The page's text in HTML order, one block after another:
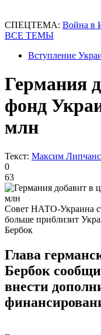
СПЕЦТЕМА: Война в
ВСЕ ТЕМЫ
Вступление
Германия
фонд
млн
Текст: Максим
0
63
Совет НАТО-Украина
больше приблизит
Бербок
Глава
Бербок
внести